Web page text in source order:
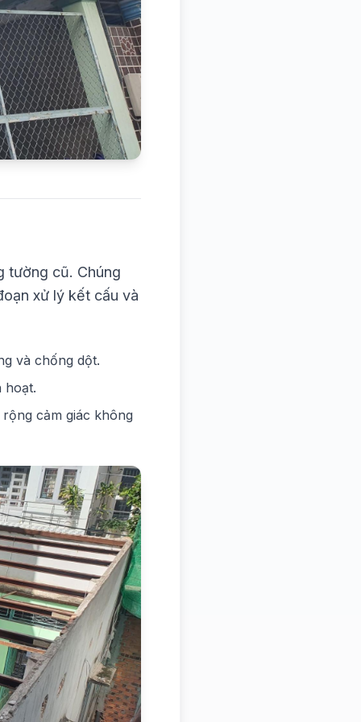
tường cũ. Chúng
xử lý kết cấu và
và chống dột.
hoạt.
cảm giác không